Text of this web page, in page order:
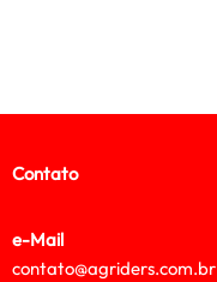
Contato
e-Mail
contato@agriders.com.br